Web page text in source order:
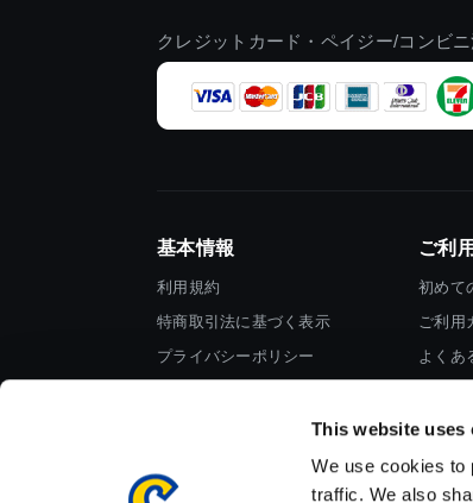
This website uses
We use cookies to
traffic. We also
クレジットカード・ペイジー/コンビ
基本情報
利用規約
特商取引法に基づく表示
プライバシーポリシー
ご利
初めて
ご利用
よくあ